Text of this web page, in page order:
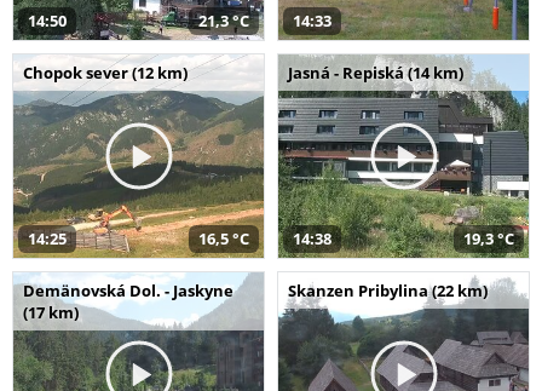
14:50 21,3 °C 14:33
Chopok sever (12 km)
14:25 16,5 °C
Jasná - Repiská (14 km)
14:38 19,3 °C
Demänovská Dol. - Jaskyne
(17 km)
Skanzen Pribylina (22 km)